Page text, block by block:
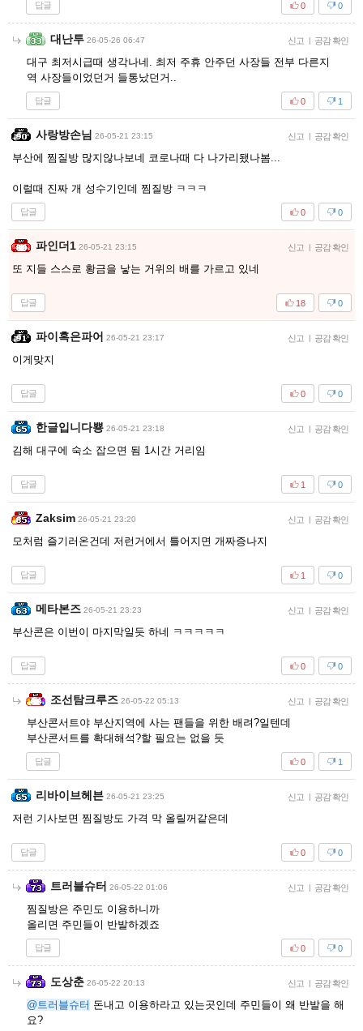
답글 0
0
대난투 26-05-26 06:47 신고 | 공감 확인
대구 최저시급때 생각나네. 최저 주휴 안주던 사장들 전부 다른지
역 사장들이었던거 들통났던거..
답글 1
0
사랑방손님 26-05-21 23:15 신고 | 공감 확인
부산에 찜질방 많지않나보네 코로나때 다 나가리됐나봄...
이럴때 진짜 개 성수기인데 찜질방 ㅋㅋㅋ
답글 0
0
파인더1 26-05-21 23:15 신고 | 공감 확인
또 지들 스스로 황금을 낳는 거위의 배를 가르고 있네
답글 0
18
파이혹은파어 26-05-21 23:17 신고 | 공감 확인
이게맞지
답글 0
0
한글입니다뿅 26-05-21 23:18 신고 | 공감 확인
김해 대구에 숙소 잡으면 됨 1시간 거리임
답글 0
1
Zaksim 26-05-21 23:20 신고 | 공감 확인
모처럼 즐기러온건데 저런거에서 틀어지면 개짜증나지
답글 0
1
메타본즈 26-05-21 23:23 신고 | 공감 확인
부산콘은 이번이 마지막일듯 하네 ㅋㅋㅋㅋㅋ
답글 0
0
조선탐크루즈 26-05-22 05:13 신고 | 공감 확인
부산콘서트야 부산지역에 사는 팬들을 위한 배려?일텐데
부산콘서트를 확대해석?할 필요는 없을 듯
답글 1
0
리바이브헤븐 26-05-21 23:25 신고 | 공감 확인
저런 기사보면 찜질방도 가격 막 올릴꺼같은데
답글 0
0
트러블슈터 26-05-22 01:06 신고 | 공감 확인
찜질방은 주민도 이용하니까
올리면 주민들이 반발하겠죠
답글 0
0
도상춘 26-05-22 20:13 신고 | 공감 확인
@트러블슈터 돈내고 이용하라고 있는곳인데 주민들이 왜 반발을 해
요?